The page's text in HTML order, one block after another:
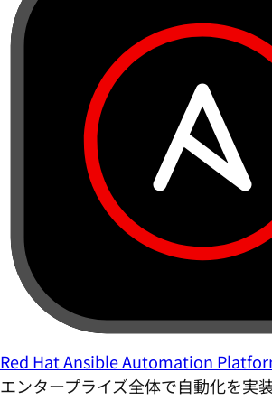
Red Hat Ansible Automation
エンタープライズ全体で自動化を実装